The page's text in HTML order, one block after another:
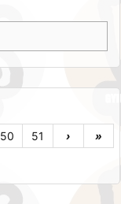
50 51 › »